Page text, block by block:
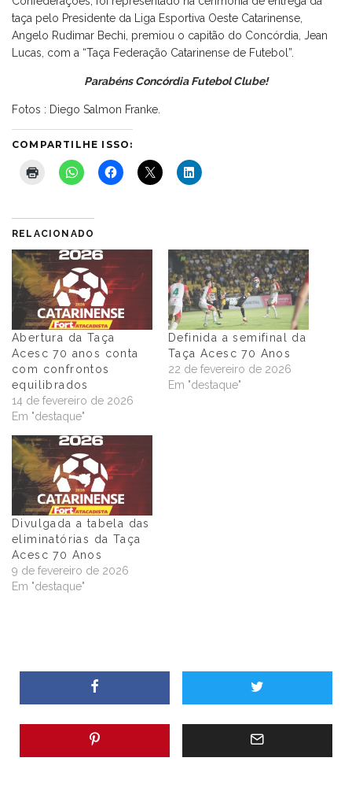
taça pelo Presidente da Liga Esportiva Oeste Catarinense,
Angelo Rudimar Bechi, premiou o capitão do Concórdia, Jean
Lucas, com a “Taça Federação Catarinense de Futebol”.
Parabéns Concórdia Futebol Clube!
Fotos : Diego Salmon Franke.
COMPARTILHE ISSO:
RELACIONADO
Abertura da Taça
Acesc 70 anos conta
com confrontos
equilibrados
14 de fevereiro de 2026
Em "destaque"
Definida a semifinal da
Taça Acesc 70 Anos
22 de fevereiro de 2026
Em "destaque"
Divulgada a tabela das
eliminatórias da Taça
Acesc 70 Anos
9 de fevereiro de 2026
Em "destaque"